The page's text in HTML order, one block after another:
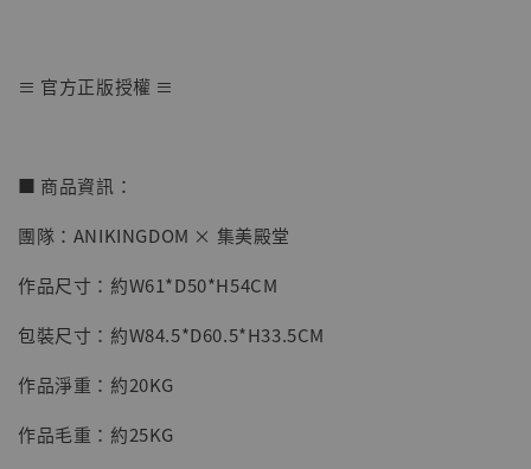
明紀念款 [奇蹟工作室]
NT$ 5,580
≡ 官方正版授權 ≡
■ 商品資訊：
團隊：ANIKINGDOM × 集美殿堂
作品尺寸：約W61*D50*H54CM
包裝尺寸：約W84.5*D60.5*H33.5CM
作品淨重：約20KG
作品毛重：約25KG